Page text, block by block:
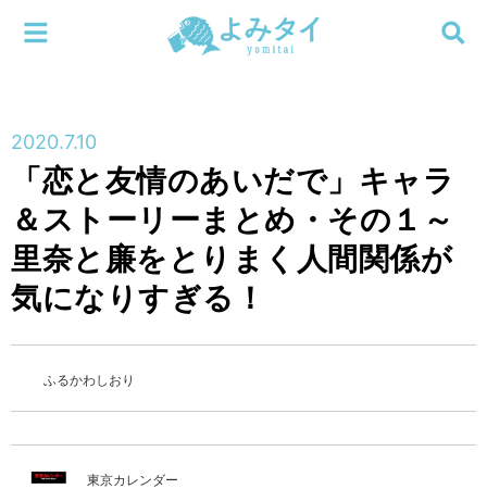
連載
新刊
特集
編集部
検索する
メニューを閉じる
2020.7.10
「恋と友情のあいだで」キャラ
＆ストーリーまとめ・その１～
里奈と廉をとりまく人間関係が
気になりすぎる！
ふるかわしおり
東京カレンダー